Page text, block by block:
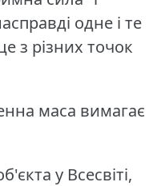
одне і те
з різних точок
маса вимагає
у Всесвіті,